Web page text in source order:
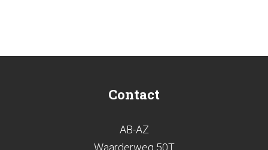
Contact
AB-AZ